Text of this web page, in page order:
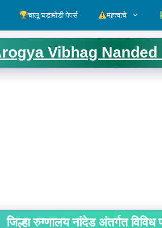
चालू घडामोडी पेपर्स महत्वाचे
Vibhag
जिल्हा रुग्णालय नांदेड अंतर्गत